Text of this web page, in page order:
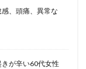
、頭痛、異常な
が辛い60代女性